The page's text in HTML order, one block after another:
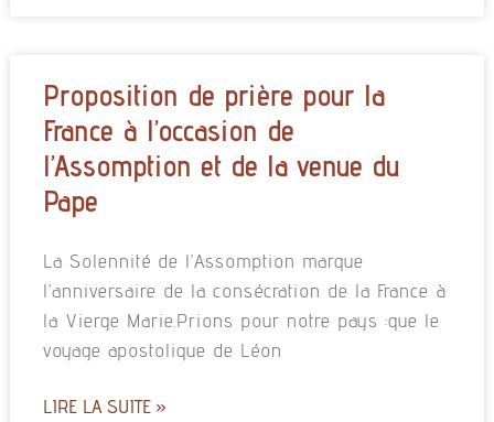
Proposition de prière pour la
France à l’occasion de
l’Assomption et de la venue du
Pape
La Solennité de l’Assomption marque
l’anniversaire de la consécration de la France à
la Vierge Marie.Prions pour notre pays :que le
voyage apostolique de Léon
LIRE LA SUITE »